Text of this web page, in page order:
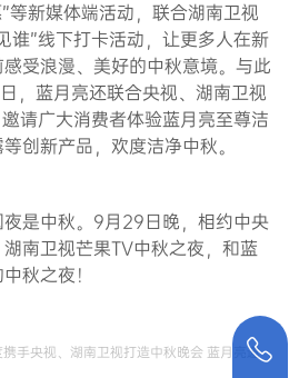
等新媒体端活动，联合湖南卫视
谁”线下打卡活动，让更多人在新
受浪漫、美好的中秋意境。与此
，蓝月亮还联合央视、湖南卫视
请广大消费者体验蓝月亮至尊洁
创新产品，欢度洁净中秋。
是中秋。9月29日晚，相约中央
南卫视芒果TV中秋之夜，和蓝
秋之夜！
携手央视、湖南卫视打造中秋晚会 蓝月亮邀